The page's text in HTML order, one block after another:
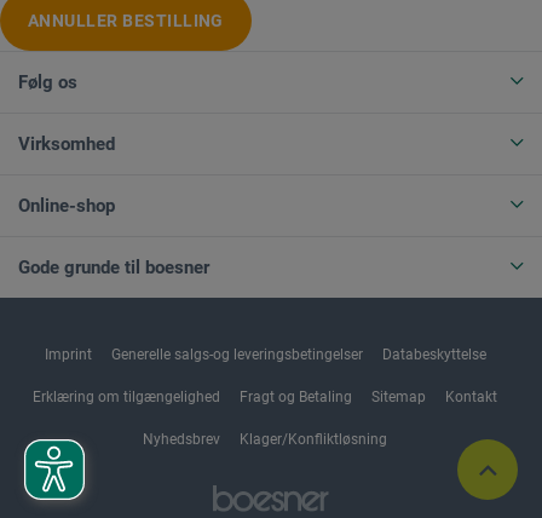
ANNULLER BESTILLING
Følg os
Virksomhed
Online-shop
Gode grunde til boesner
Imprint Generelle salgs-og leveringsbetingelser Databeskyttelse
Erklæring om tilgængelighed Fragt og Betaling Sitemap Kontakt
Nyhedsbrev Klager/Konfliktløsning